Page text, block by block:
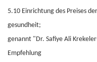
5.10 Einrichtung des Preises
gesundheit;
genannt "Dr. Safiye Ali
Empfehlung